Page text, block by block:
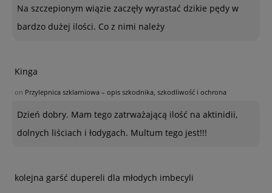
Na szczepionym wiązie zaczęły wyrastać dzikie pędy w
bardzo dużej ilości. Co z nimi należy
Kinga
on Przylepnica szklarniowa – opis szkodnika, szkodliwość i ochrona
Dzień dobry. Mam tego zatrważającą ilość na aktinidii,
dolnych liściach i łodygach. Multum tego jest!!!
kolejna garść dupereli dla młodych imbecyli